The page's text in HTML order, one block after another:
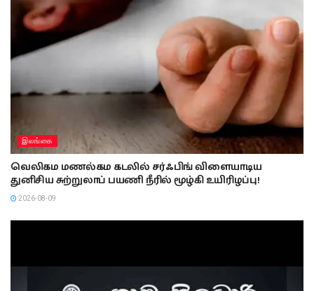
சுகீஸ்வர பண்டார ஜூலை 08 வரை
விளக்கமறியலில்!
RelatedPosts